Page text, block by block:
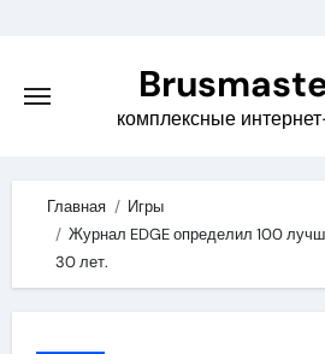
content
комплексные
Главная
Игры
Журнал EDGE определил 100
30 лет.